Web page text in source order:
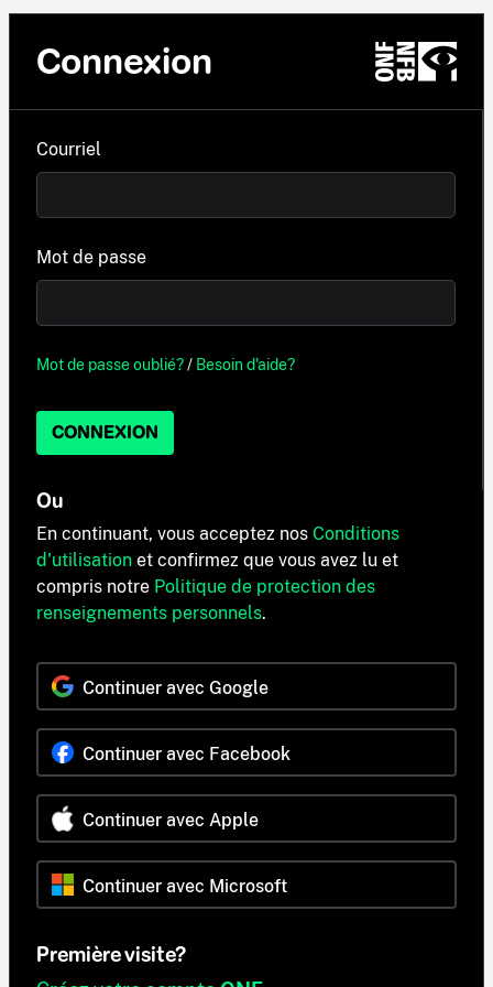
Connexion
Courriel
Mot de passe
Mot de passe oublié?/ Besoin d'aide?
CONNEXION
Ou
En continuant, vous acceptez nos Conditions
d'utilisation et confirmez que vous avez lu et
compris notre Politique de protection des
renseignements personnels.
Continuer avec Google
Continuer avec Facebook
Continuer avec Apple
Continuer avec Microsoft
Première visite?